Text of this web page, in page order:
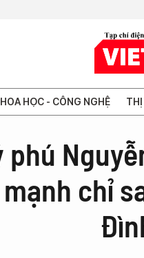
HỌC - CÔNG NGHỆ THỊ
phú
chỉ